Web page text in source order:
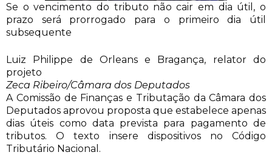
Se o vencimento do tributo não cair em dia útil, o
prazo será prorrogado para o primeiro dia útil
subsequente
Luiz Philippe de Orleans e Bragança, relator do
projeto
Zeca Ribeiro/Câmara dos Deputados
A Comissão de Finanças e Tributação da Câmara dos
Deputados aprovou proposta que estabelece apenas
dias úteis como data prevista para pagamento de
tributos. O texto insere dispositivos no Código
Tributário Nacional.